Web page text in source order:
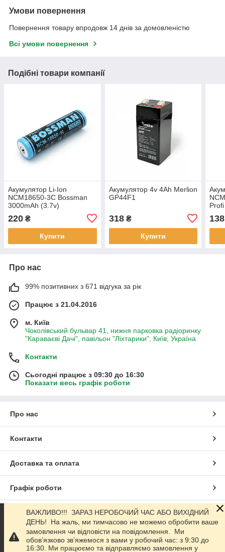
Умови повернення
Повернення товару впродовж 14 днів за домовленістю
Всі умови повернення
Подібні товари компанії
Акумулятор Li-Ion
NCM18650-3C Bossman
3000mAh (3.7v)
220 ₴
Купити
Акумулятор 4v 4Ah Merlion
GP44F1
318₴
Купити
138
Про нас
99% позитивних з 671 відгука за рік
Працює з 21.04.2016
м. Київ
Чоколівський бульвар 41, нижня парковка радіоринку
"Караваєві Дачі", павільон "Ліхтарики", Київ, Україна
Контакти
Сьогодні працює з 09:30 до 16:30
Показати весь графік роботи
Про нас
Контакти
Доставка та оплата
Графік роботи
Повна версія сайту
Сайт створено на маркетплейсі Prom.ua
ВАЖЛИВО!!! ЗАРАЗ НЕРОБОЧИЙ ЧАС АБО ВИХІДНИЙ
ДЕНЬ! На жаль, ми тимчасово не можемо обробити ваше
замовлення чи відповісти на повідомлення. Ми
обов’язково зв’яжемося з вами у робочий час: з 9:30 до
16:30. Ми працюємо та відправляємо замовлення у